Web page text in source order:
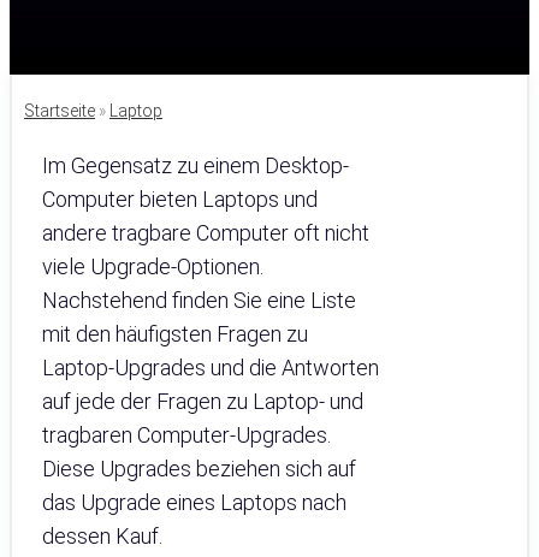
Startseite » Laptop
Im Gegensatz zu einem Desktop-
Computer bieten Laptops und
andere tragbare Computer oft nicht
viele Upgrade-Optionen.
Nachstehend finden Sie eine Liste
mit den häufigsten Fragen zu
Laptop-Upgrades und die Antworten
auf jede der Fragen zu Laptop- und
tragbaren Computer-Upgrades.
Diese Upgrades beziehen sich auf
das Upgrade eines Laptops nach
dessen Kauf.